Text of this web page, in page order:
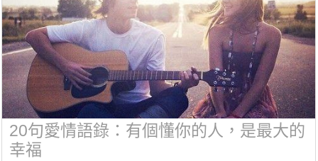
20句愛情語錄：有個懂你的人，是最大的
幸福